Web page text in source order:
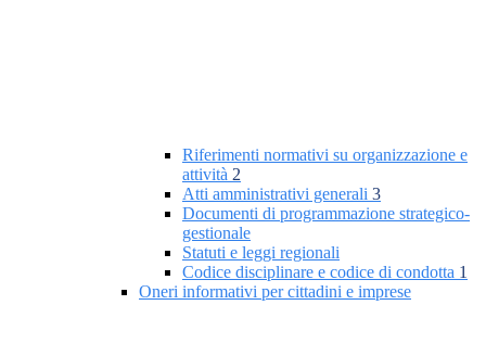
Riferimenti normativi su organizzazione e
attività 2
Atti amministrativi generali 3
Documenti di programmazione strategico-
gestionale
Statuti e leggi regionali
Codice disciplinare e codice di condotta 1
Oneri informativi per cittadini e imprese